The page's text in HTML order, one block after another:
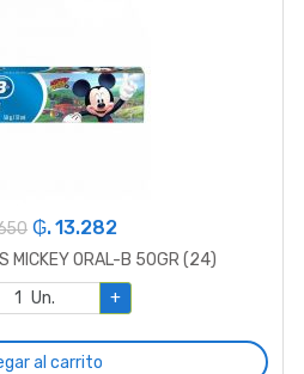
₲. 13.282
MICKEY ORAL-B 50GR (24)
Un. +
al carrito